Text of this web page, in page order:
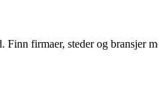
Finn firmaer, steder og bransjer